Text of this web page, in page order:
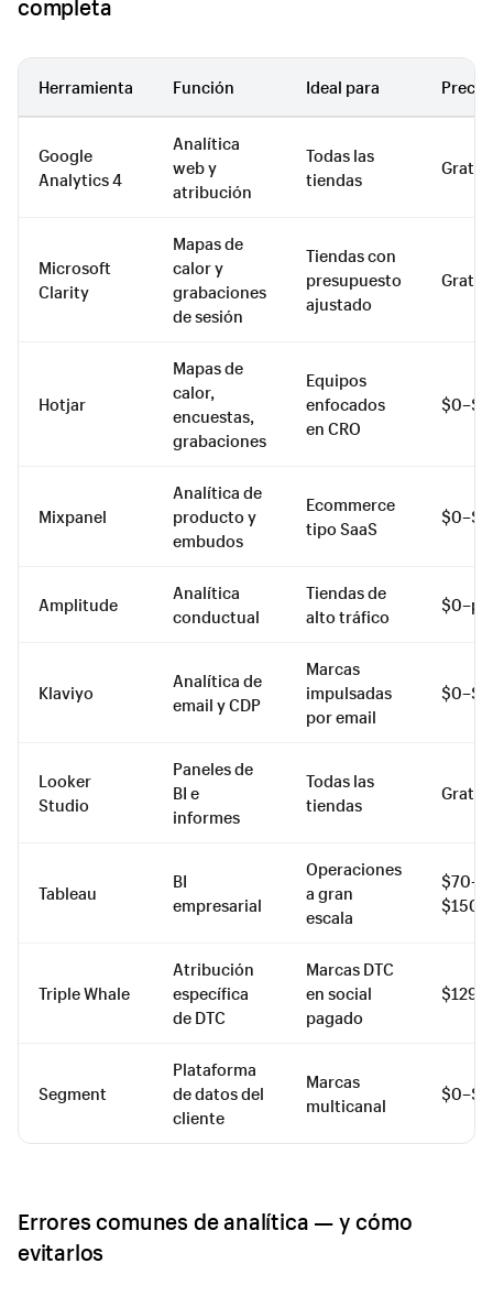
completa
Herramienta Función Ideal para Precio
Google
Analytics 4
Analítica
web y
atribución
Todas las
tiendas
Gratis
Microsoft
Clarity
Mapas de
calor y
grabaciones
de sesión
Tiendas con
presupuesto
ajustado
Gratis
Hotjar
Mapas de
calor,
encuestas,
grabaciones
Equipos
enfocados
en CRO
Mixpanel
Analítica de
producto y
embudos
Ecommerce
tipo SaaS
Amplitude
Analítica
conductual
Tiendas de
alto tráfico
Klaviyo
Analítica de
email y CDP
Marcas
impulsadas
por email
Looker
Studio
Paneles de
BI e
informes
Todas las
tiendas
Gratis
Tableau
BI
empresarial
Operaciones
a gran
escala
$70–
$150/
Triple Whale
Atribución
específica
de DTC
Marcas DTC
en social
pagado
Segment
Plataforma
de datos del
cliente
Marcas
multicanal
Errores comunes de analítica — y cómo
evitarlos